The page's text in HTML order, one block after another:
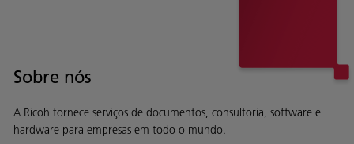
Sobre nós
A Ricoh fornece serviços de documentos, consultoria, software e
hardware para empresas em todo o mundo.